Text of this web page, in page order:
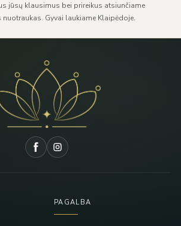
jūsų klausimus bei prireikus atsiunčiame
Gyvai laukiame Klaipėdoje.
PAGALBA